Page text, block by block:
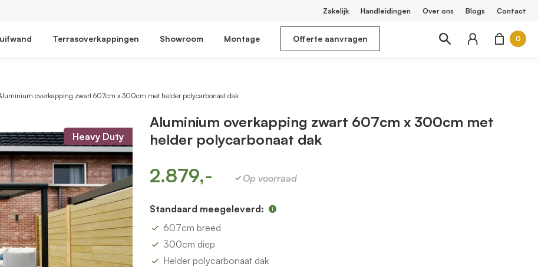
Zakelijk Handleidingen Over ons Blogs Contact
Terrasoverkappingen Showroom Montage Offerte aanvragen 0
overkapping zwart 607cm x 300cm met helder polycarbonaat dak
Heavy Duty
Aluminium overkapping zwart 607cm x 300cm met
helder polycarbonaat dak
2.879,- Op voorraad
Standaard meegeleverd:
607cm breed
300cm diep
Helder polycarbonaat dak